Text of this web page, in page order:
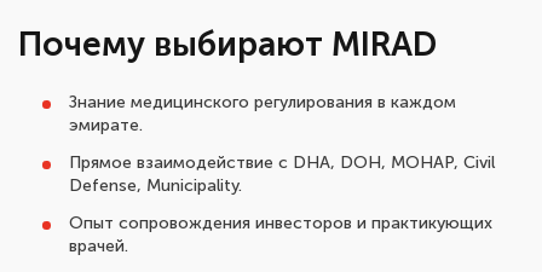
Почему выбирают MIRAD
Знание медицинского регулирования в каждом
эмирате.
Прямое взаимодействие с DHA, DOH, MOHAP, Civil
Defense, Municipality.
Опыт сопровождения инвесторов и практикующих
врачей.